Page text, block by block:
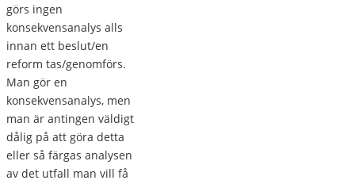
görs ingen
konsekvensanalys alls
innan ett beslut/en
reform tas/genomförs.
Man gör en
konsekvensanalys, men
man är antingen väldigt
dålig på att göra detta
eller så färgas analysen
av det utfall man vill få